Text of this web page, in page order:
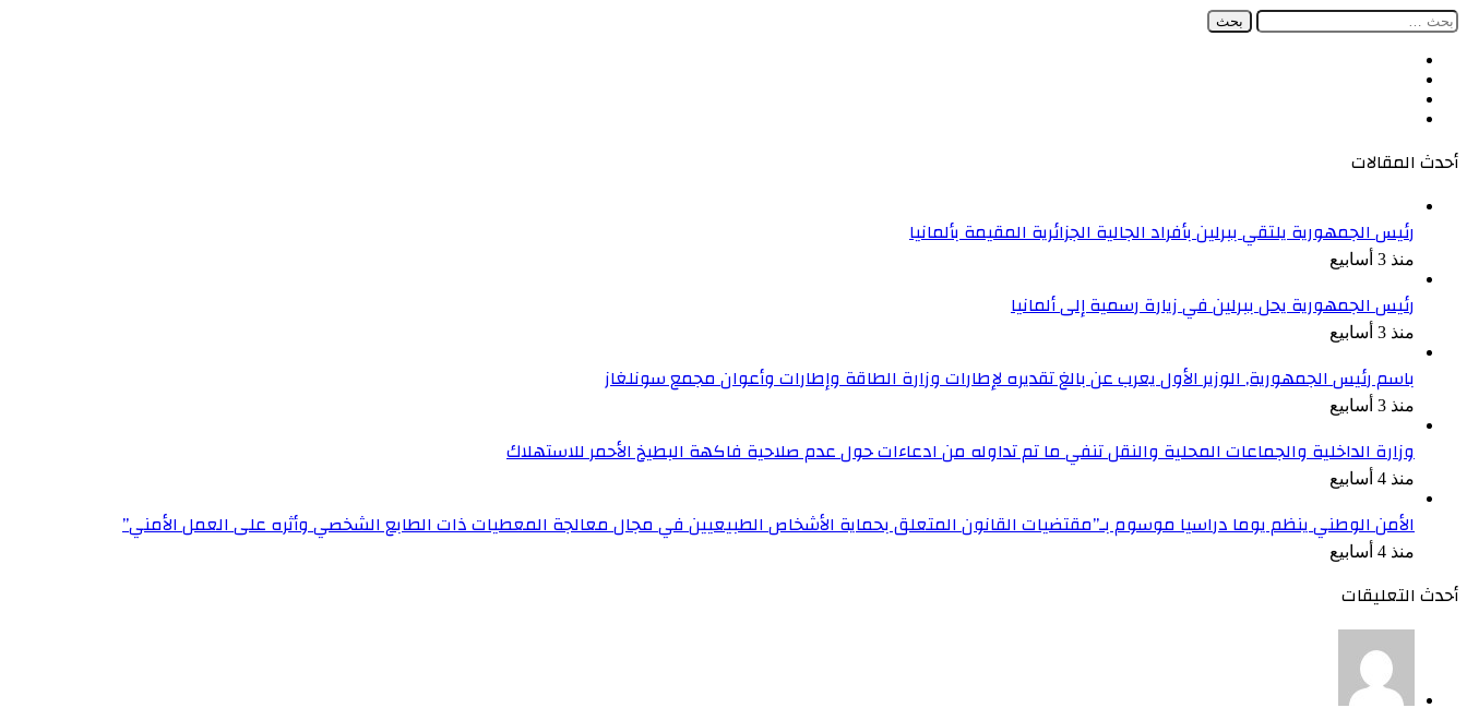
البحث
أحدث المقالات
رئيس الجمهورية يلتقي ببرلين بأفراد الجالية الجزائرية المقيمة بألمانيا
منذ 3 أسابيع
رئيس الجمهورية يحل ببرلين في زيارة رسمية إلى ألمانيا
منذ 3 أسابيع
باسم رئيس الجمهورية, الوزير الأول يعرب عن بالغ تقديره لإطارات وزارة الطاقة وإطارات وأعوان مجمع سونلغاز
منذ 3 أسابيع
وزارة الداخلية والجماعات المحلية والنقل تنفي ما تم تداوله من ادعاءات حول عدم صلاحية فاكهة البطيخ الأحمر للاستهلاك
منذ 4 أسابيع
الأمن الوطني ينظم يوما دراسيا موسوم بـ”مقتضيات القانون المتعلق بحماية الأشخاص الطبيعيين في مجال معالجة المعطيات ذات الطابع الشخصي وأثره على العمل الأمني”
منذ 4 أسابيع
أحدث التعليقات